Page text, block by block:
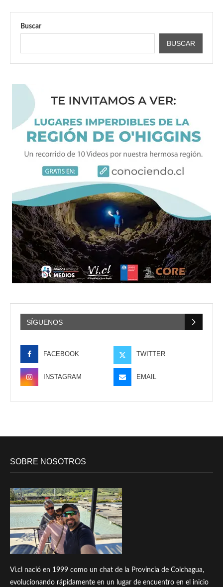
Buscar
BUSCAR
SÍGUENOS
FACEBOOK TWITTER
INSTAGRAM EMAIL
SOBRE NOSOTROS
Vi.cl nació en 1999 como un chat de la Provincia de Colchagua,
evolucionando rápidamente en un lugar de encuentro en el inicio